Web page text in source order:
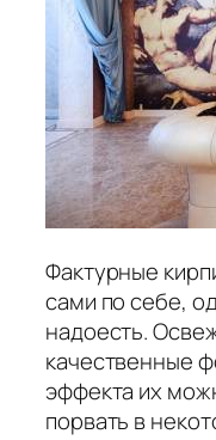
Фактурные
сами по себе,
надоесть.
качественные
эффекта их
порвать в